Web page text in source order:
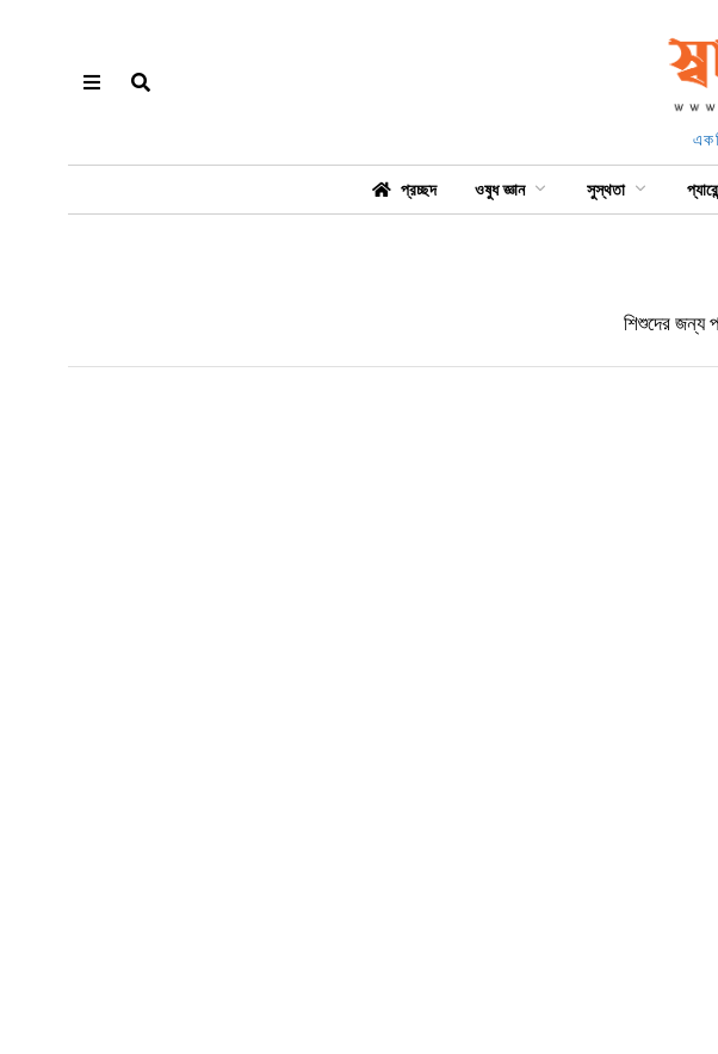
প্রচ্ছদ ওষুধ জ্ঞান সুস্থতা
শিশুদের জন্য